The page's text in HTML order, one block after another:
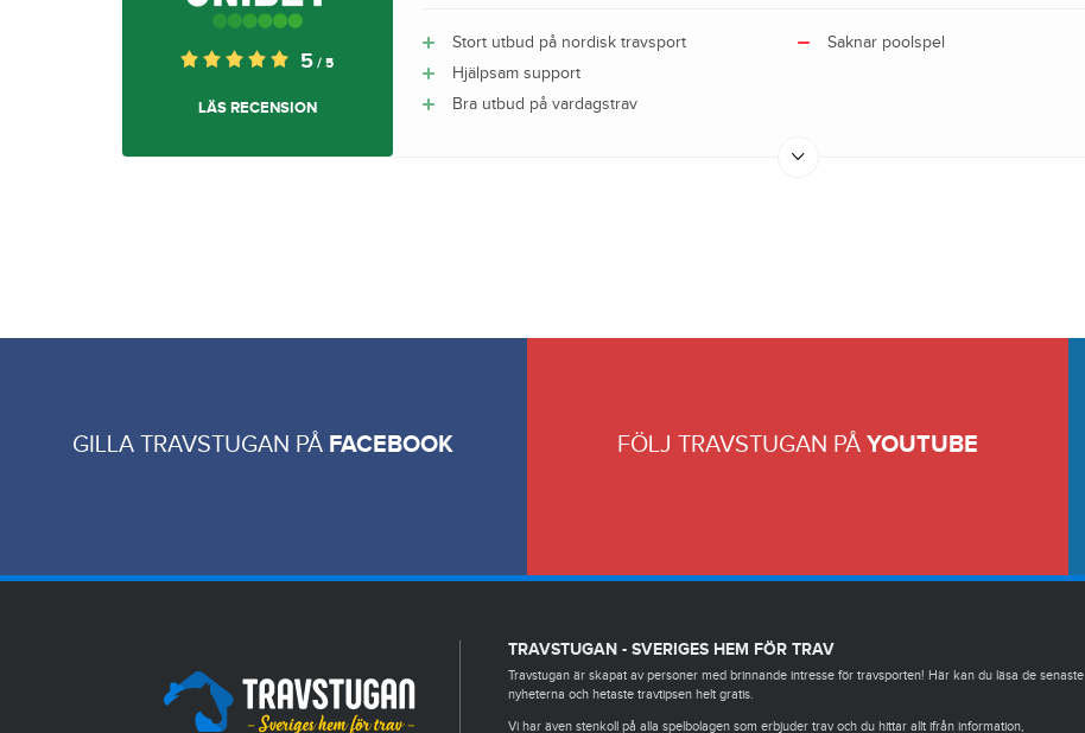
5 / 5
LÄS RECENSION
Stort utbud på nordisk travsport
Hjälpsam support
Bra utbud på vardagstrav
Saknar poolspel
GILLA TRAVSTUGAN PÅ FACEBOOK FÖLJ TRAVSTUGAN PÅ YOUTUBE
TRAVSTUGAN - SVERIGES HEM FÖR TRAV
Travstugan är skapat av personer med brinnande intresse för travsporten! Här kan du läsa de senaste
nyheterna och hetaste travtipsen helt gratis.
Vi har även stenkoll på alla spelbolagen som erbjuder trav och du hittar allt ifrån information,